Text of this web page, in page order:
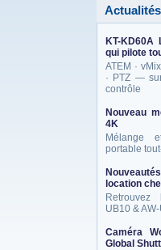
Actualités
KT-KD60A
qui pilote
ATEM ·
· PTZ —
contrôle
Nouveau
4K
Mélange
portable
location
Retrouvez
UB10 &
Caméra
Global